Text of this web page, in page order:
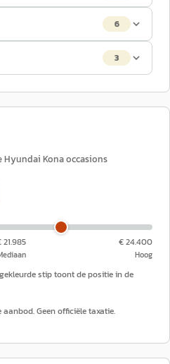
6
3
Hyundai Konaoccasions
21.985 € 24.400
Hoog
stip toont de positie in de
Geen officiële taxatie.